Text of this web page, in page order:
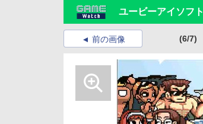
ユービーアイソフ
前の画像 (6/7)